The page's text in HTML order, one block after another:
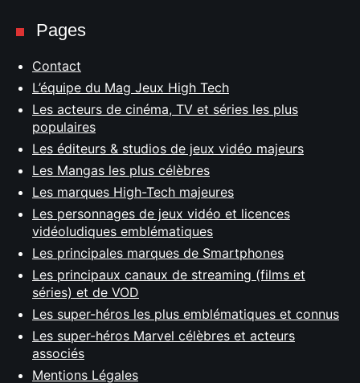
Pages
Contact
L’équipe du Mag Jeux High Tech
Les acteurs de cinéma, TV et séries les plus
populaires
Les éditeurs & studios de jeux vidéo majeurs
Les Mangas les plus célèbres
Les marques High-Tech majeures
Les personnages de jeux vidéo et licences
vidéoludiques emblématiques
Les principales marques de Smartphones
Les principaux canaux de streaming (films et
séries) et de VOD
Les super-héros les plus emblématiques et connus
Les super-héros Marvel célèbres et acteurs
associés
Mentions Légales